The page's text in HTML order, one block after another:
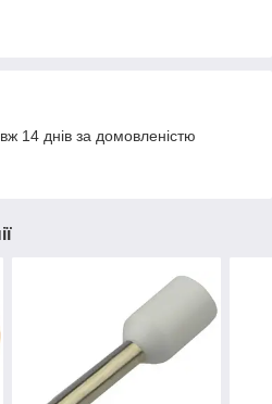
14 днів за домовленістю